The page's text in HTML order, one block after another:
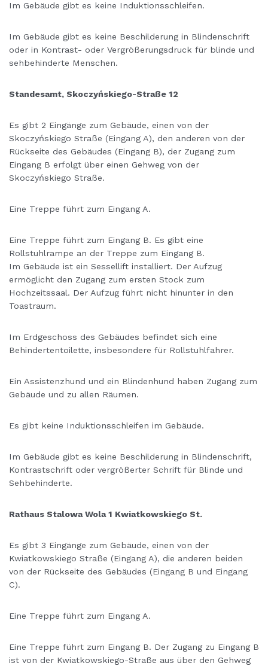
Im Gebäude gibt es keine Induktionsschleifen.
Im Gebäude gibt es keine Beschilderung in Blindenschrift
oder in Kontrast- oder Vergrößerungsdruck für blinde und
sehbehinderte Menschen.
Standesamt, Skoczyńskiego-Straße 12
Es gibt 2 Eingänge zum Gebäude, einen von der
Skoczyńskiego Straße (Eingang A), den anderen von der
Rückseite des Gebäudes (Eingang B), der Zugang zum
Eingang B erfolgt über einen Gehweg von der
Skoczyńskiego Straße.
Eine Treppe führt zum Eingang A.
Eine Treppe führt zum Eingang B. Es gibt eine
Rollstuhlrampe an der Treppe zum Eingang B.
Im Gebäude ist ein Sessellift installiert. Der Aufzug
ermöglicht den Zugang zum ersten Stock zum
Hochzeitssaal. Der Aufzug führt nicht hinunter in den
Toastraum.
Im Erdgeschoss des Gebäudes befindet sich eine
Behindertentoilette, insbesondere für Rollstuhlfahrer.
Ein Assistenzhund und ein Blindenhund haben Zugang zum
Gebäude und zu allen Räumen.
Es gibt keine Induktionsschleifen im Gebäude.
Im Gebäude gibt es keine Beschilderung in Blindenschrift,
Kontrastschrift oder vergrößerter Schrift für Blinde und
Sehbehinderte.
Rathaus Stalowa Wola 1 Kwiatkowskiego St.
Es gibt 3 Eingänge zum Gebäude, einen von der
Kwiatkowskiego Straße (Eingang A), die anderen beiden
von der Rückseite des Gebäudes (Eingang B und Eingang
C).
Eine Treppe führt zum Eingang A.
Eine Treppe führt zum Eingang B. Der Zugang zu Eingang B
ist von der Kwiatkowskiego-Straße aus über den Gehweg